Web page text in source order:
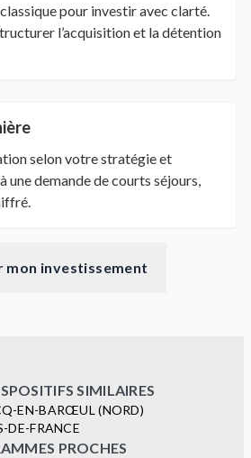
pour investir avec clarté.
l’acquisition et la détention
selon votre stratégie et
une demande de courts séjours,
mon investissement
SIMILAIRES
EN-BARŒUL (NORD)
DE-FRANCE
PROCHES